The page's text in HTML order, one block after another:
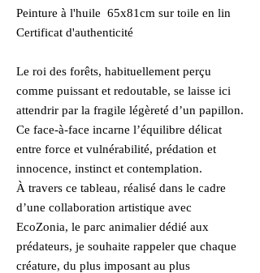
Peinture à l'huile 65x81cm sur toile en lin
Certificat d'authenticité
Le roi des forêts, habituellement perçu
comme puissant et redoutable, se laisse ici
attendrir par la fragile légèreté d’un papillon.
Ce face-à-face incarne l’équilibre délicat
entre force et vulnérabilité, prédation et
innocence, instinct et contemplation.
À travers ce tableau, réalisé dans le cadre
d’une collaboration artistique avec
EcoZonia, le parc animalier dédié aux
prédateurs, je souhaite rappeler que chaque
créature, du plus imposant au plus